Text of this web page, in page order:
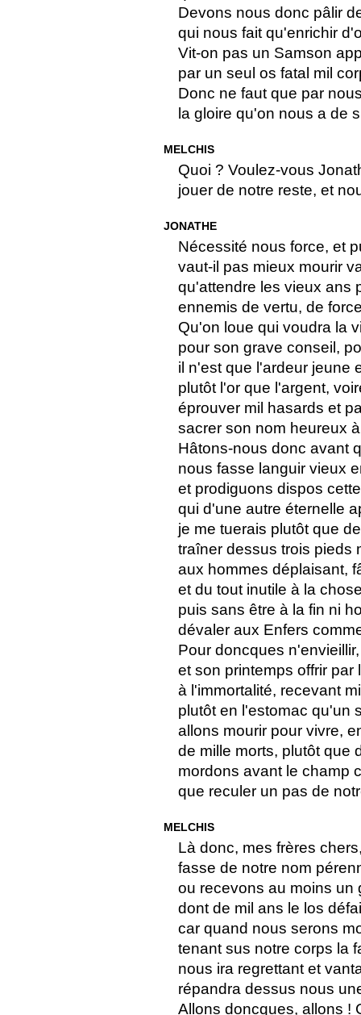
Devons nous donc pâlir
qui nous fait qu'enrichir
Vit-on pas un Samson
par un seul os fatal mil
Donc ne faut que par
la gloire qu'on nous a de
MELCHIS
Quoi ? Voulez-vous
jouer de notre reste, et
JONATHE
Nécessité nous force, et
vaut-il pas mieux mourir
qu'attendre les vieux ans
ennemis de vertu, de
Qu'on loue qui voudra la
pour son grave conseil,
il n'est que l'ardeur jeune
plutôt l'or que l'argent,
éprouver mil hasards et
sacrer son nom heureux
Hâtons-nous donc avant
nous fasse languir vieux
et prodiguons dispos
qui d'une autre éternelle
je me tuerais plutôt que
traîner dessus trois pieds
aux hommes déplaisant,
et du tout inutile à la
puis sans être à la fin ni
dévaler aux Enfers
Pour doncques
et son printemps offrir par
à l'immortalité, recevant
plutôt en l'estomac qu'un
allons mourir pour vivre,
de mille morts, plutôt que
mordons avant le champ
que reculer un pas de
MELCHIS
Là donc, mes frères
fasse de notre nom
ou recevons au moins un
dont de mil ans le los
car quand nous serons
tenant sus notre corps la
nous ira regrettant et
répandra dessus nous
Allons doncques, allons !